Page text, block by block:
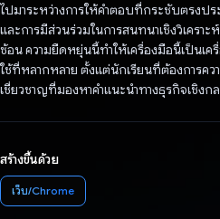
ไปมาระหว่างการให้คำตอบที่กระชับตรงปร
และการมีส่วนร่วมในการสนทนาเชิงวิเคร
ซ้อน ความยืดหยุ่นนี้ทำให้เครื่องมือนี้เป็นเ
ใช้ที่หลากหลาย ตั้งแต่นักเรียนที่ต้องการค
เชี่ยวชาญที่มองหาคำแนะนำทางธุรกิจเชิงก
สร้างขึ้นด้วย
เว็บ/Chrome